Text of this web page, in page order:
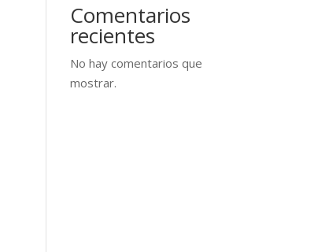
Comentarios
recientes
No hay comentarios que
mostrar.